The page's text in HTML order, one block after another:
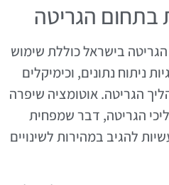
בתחום הגריטה
בישראל כוללת שימוש
ניתוח נתונים, וכימיקלים
הגריטה. אוטומציה שיפרה
הגריטה, דבר שמפחית
להגיב במהירות לשינויים